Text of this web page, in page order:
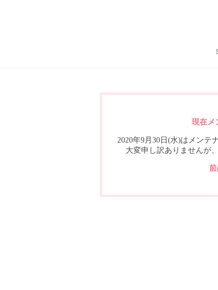
現在メ
2020年9月30日(水)はメンテ
大変申し訳ありませんが
前